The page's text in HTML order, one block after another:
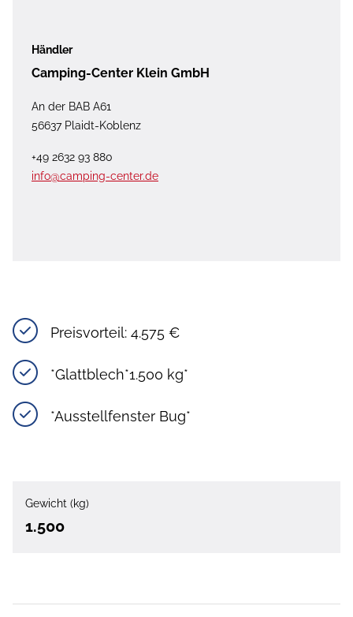
Händler
Camping-Center Klein GmbH
An der BAB A61
56637 Plaidt-Koblenz
+49 2632 93 880
info@camping-center.de
Preisvorteil: 4.575 €
*Glattblech*1.500 kg*
*Ausstellfenster Bug*
Gewicht (kg)
1.500